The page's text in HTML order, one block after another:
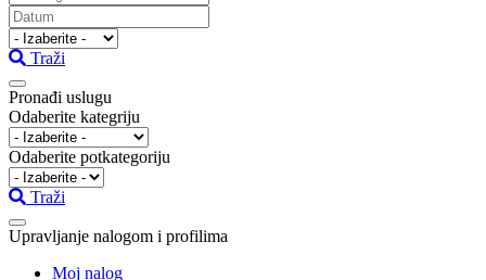
Traži
Pronađi uslugu
Odaberite kategriju
Odaberite potkategoriju
Traži
Upravljanje nalogom i profilima
Moj nalog